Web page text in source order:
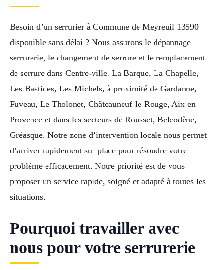
Besoin d’un serrurier à Commune de Meyreuil 13590
disponible sans délai ? Nous assurons le dépannage
serrurerie, le changement de serrure et le remplacement
de serrure dans Centre-ville, La Barque, La Chapelle,
Les Bastides, Les Michels, à proximité de Gardanne,
Fuveau, Le Tholonet, Châteauneuf-le-Rouge, Aix-en-
Provence et dans les secteurs de Rousset, Belcodène,
Gréasque. Notre zone d’intervention locale nous permet
d’arriver rapidement sur place pour résoudre votre
problème efficacement. Notre priorité est de vous
proposer un service rapide, soigné et adapté à toutes les
situations.
Pourquoi travailler avec
nous pour votre serrurerie